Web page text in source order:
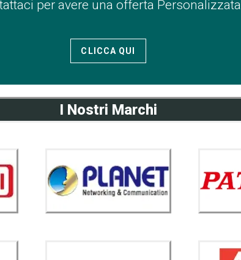
per avere una offerta Personalizzata
CLICCA QUI
I Nostri Marchi